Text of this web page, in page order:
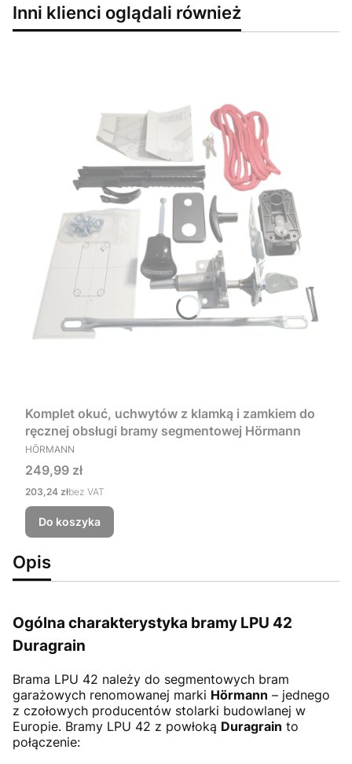
Inni klienci oglądali również
Komplet okuć, uchwytów z klamką i zamkiem do
ręcznej obsługi bramy segmentowej Hörmann
PRODUCENT
HÖRMANN
Cena
249,99 zł
Cena
203,24 złbez VAT
Do koszyka
Opis
Ogólna charakterystyka bramy LPU 42
Duragrain
Brama LPU 42 należy do segmentowych bram
garażowych renomowanej marki Hörmann – jednego
z czołowych producentów stolarki budowlanej w
Europie. Bramy LPU 42 z powłoką Duragrain to
połączenie: